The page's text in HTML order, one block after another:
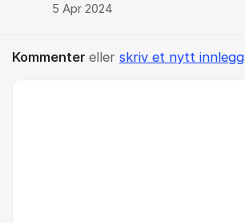
5 Apr 2024
Kommenter eller skriv et nytt innlegg